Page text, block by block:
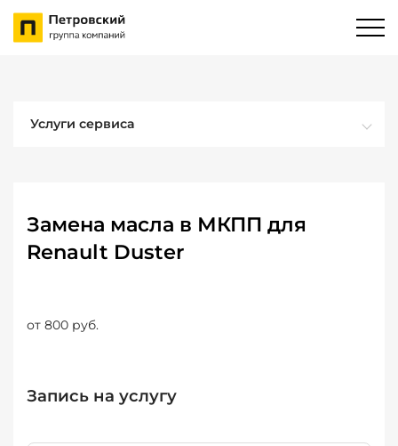
Услуги сервиса
Замена масла в МКПП для
Renault Duster
от 800 руб.
Запись на услугу